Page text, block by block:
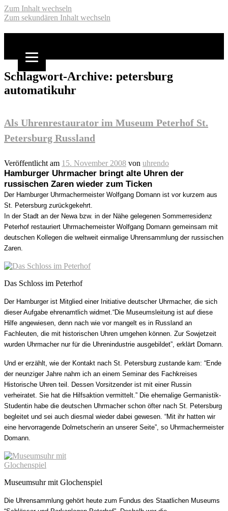
Zum Inhalt wechseln
Zum sekundären Inhalt wechseln
Domann
Schlagwort-Archive: petersburg
automatikuhr
Als Uhrenrestaurator im Museum Peterhof St.
Petersburg Russland
Veröffentlicht am 15. November 2008 von uhrendo
Hamburger Uhrmacher bringt alte Uhren der
russischen Zaren wieder zum Ticken
Der Hamburger Uhrmachermeister Wolfgang Domann ist vor kurzem aus
St. Petersburg zurückgekehrt.
In der Stadt an der Newa bzw. in der Nähe gelegenen Sommerresidenz
Peterhof restauriert Uhrmachemeister Wolfgang Domann gemeinsam mit
deutschen Kollegen die weltweit einmalige Uhrensammlung der russischen
Zaren.
Das Schloss im Peterhof
Der Hamburger ist Mitglied einer Initiative deutscher Uhrmacher, die sich
dieser Aufgabe ehrenamtlich widmet. “Die Museumsleitung ist auf diese
Hilfe angewiesen, denn nach wie vor mangelt es in Russland an
Fachleuten, die mit historischen Uhren umgehen können. Zur Sowjetzeit
wurden Uhrmacher nur für die Uhrenindustrie ausgebildet”, erklärt Domann.
Und er erzählt, wie der Kontakt nach St. Petersburg zustande kam: “Ende
der neunziger Jahre nahm ich an einem Seminar des Fachkreises
Historische Uhren teil. Dessen Vorsitzender ist mit einer Russin
verheiratet. Sie hat die Hilfsaktion vermittelt.” Die ehemalige Germanistik-
Studentin habe die deutschen Uhrmacher schon öfter nach St. Petersburg
begleitet und sei auch diesmal wieder dabei gewesen. “Mit ihr hatten wir
eine hervorragende Dolmetscherin an unserer Seite”, so Uhrmachermeister
Domann.
Museumsuhr mit Glochenspiel
Die Uhrensammlung gehört heute zum Fundus des Staatlichen Museums